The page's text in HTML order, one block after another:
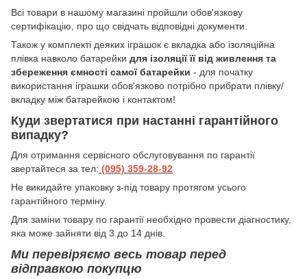
Всі товари в нашому магазині пройшли обов'язкову
сертифікацію, про що свідчать відповідні документи.
Також у комплекті деяких іграшок є вкладка або ізоляційна
плівка навколо батарейки для ізоляції її від живлення та
збереження ємності самої батарейки - для початку
використання іграшки обов'язково потрібно прибрати плівку/
вкладку між батарейкою і контактом!
Куди звертатися при настанні гарантійного
випадку?
Для отримання сервісного обслуговування по гарантії
звертайтеся за тел: (095) 359-28-92
Hе викидайте упаковку з-під товару протягом усього
гарантійного терміну.
Для заміни товару по гарантії необхідно провести діагностику,
яка може зайняти від 3 до 14 днів.
Ми перевіряємо весь товар перед
відправкою покупцю